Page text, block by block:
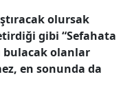
olursak
gibi “Sefahata
bulacak olanlar
en sonunda da